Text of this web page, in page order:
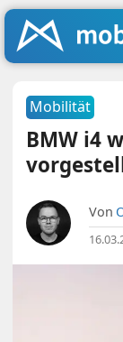
Mobilität
BMW i4
Von